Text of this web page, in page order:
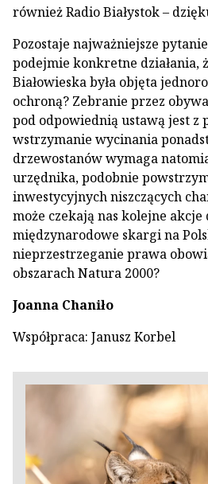
również Radio Białystok –
Pozostaje najważniejsze
podejmie konkretne działania,
Białowieska była objęta
ochroną? Zebranie przez
pod odpowiednią ustawą jest z
wstrzymanie wycinania
drzewostanów wymaga
urzędnika, podobnie
inwestycyjnych niszczących
może czekają nas kolejne akcje
międzynarodowe skargi na
nieprzestrzeganie prawa
obszarach Natura 2000?
Joanna Chaniło
Współpraca: Janusz Korbel